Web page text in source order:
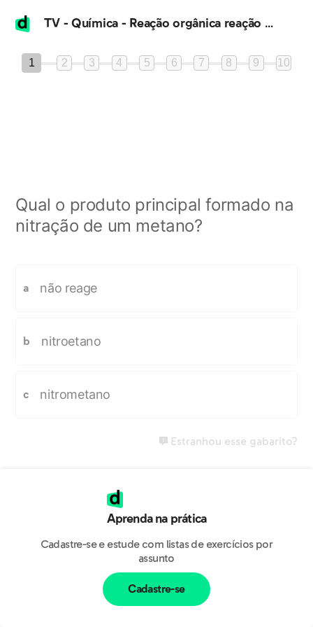
TV - Química - Reação orgânica reação de substituição em alcanos
1 2 3 4 5 6 7 8 9 10
Qual o produto principal formado na
nitração de um metano?
a não reage
b nitroetano
c nitrometano
Estranhou esse gabarito?
Aprenda na prática
Cadastre-se e estude com listas de exercícios por
assunto
Cadastre-se